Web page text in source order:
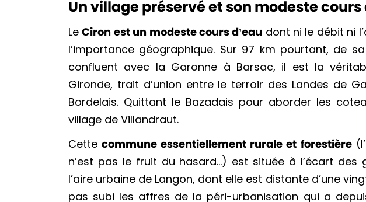
Un village préservé et son modeste cours
LeCiron est un modeste cours d’eau dont ni le débit ni
l’importance géographique. Sur 97 km pourtant, de
confluent avec la Garonne à Barsac, il est la
Gironde, trait d’union entre le terroir des Landes de
Bordelais. Quittant le Bazadais pour aborder les
village de Villandraut.
Cettecommune essentiellement rurale et forestière
n’est pas le fruit du hasard…) est située à l’écart
l’aire urbaine de Langon, dont elle est distante d’une
pas subi les affres de la péri-urbanisation qui a